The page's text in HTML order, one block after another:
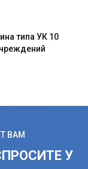
типа УК 10
ВАМ
У